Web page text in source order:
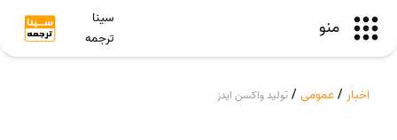
منو
سینا
ترجمه
اخبار /عمومی / تولید واکسن ایدز